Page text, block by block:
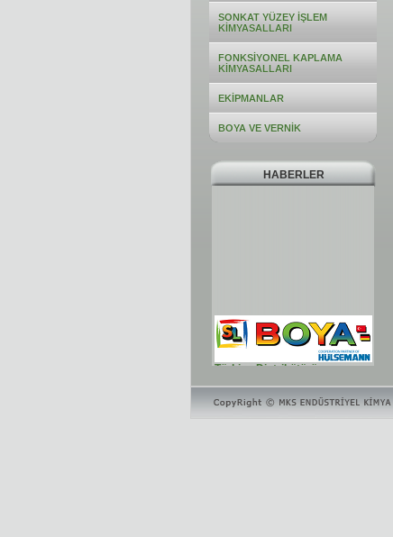
SONKAT YÜZEY İŞLEM
KİMYASALLARI
FONKSİYONEL KAPLAMA
KİMYASALLARI
EKİPMANLAR
BOYA VE VERNİK
HABERLER
Türkiye Distribütörü
Türkiye Distribütörü